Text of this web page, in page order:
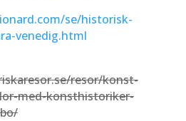
se/historisk-
venedig.html
resor/konst-
med-konsthistoriker-